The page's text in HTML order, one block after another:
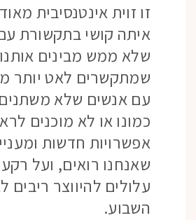
זו זוית אינטנסיבית
איתה קושי בתקשורת
שלא ממש מבינים
שמתקשרים לאט יותר
עם אנשים שלא
כמונו או לא מוכנים
אפשרויות חדשות
שאנחנו רואים, ועל
עלולים להיווצר ריבים
השבוע.